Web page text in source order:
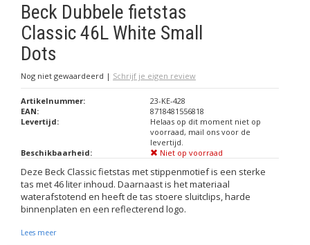
Beck Dubbele fietstas
Classic 46L White Small
Dots
Nog niet gewaardeerd | Schrijf je eigen review
Artikelnummer:
23-KE-428
EAN:
8718481556818
Levertijd:
Helaas op dit moment niet op
voorraad, mail ons voor de
levertijd.
Beschikbaarheid:
Niet op voorraad
Deze Beck Classic fietstas met stippenmotief is een sterke
tas met 46 liter inhoud. Daarnaast is het materiaal
waterafstotend en heeft de tas stoere sluitclips, harde
binnenplaten en een reflecterend logo.
Lees meer